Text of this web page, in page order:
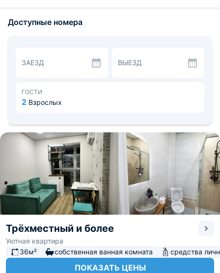
холодильник, Wi-Fi.
Разнообразить времяпровождение помогут Пионерская
роща и посещение мемориального комплекса
железнодорожного вокзала - 7,1 км.
Доступные номера
ЗАЕЗД ВЫЕЗД
ГОСТИ
2 Взрослых
Трёхместный и более
Уютная квартира
36м²
собственная ванная комната средства
ПОКАЗАТЬ ЦЕНЫ